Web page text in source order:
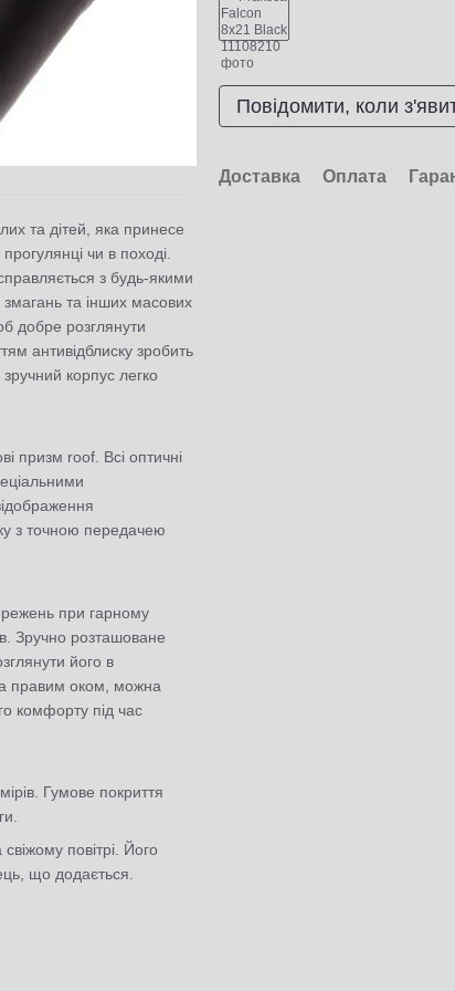
та дітей, яка принесе
чи в поході.
з будь-якими
та інших масових
добре розглянути
антивідблиску зробить
корпус легко
призм roof. Всі оптичні
з точною передачею
при гарному
Зручно розташоване
його в
правим оком, можна
комфорту під час
Гумове покриття
повітрі. Його
що додається.
Повідомити, коли
Доставка Оплата